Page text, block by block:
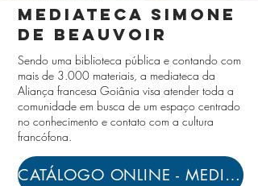
mediateca simone
de beauvoir
Sendo uma biblioteca pública e contando com
mais de 3.000 materiais, a mediateca da
Aliança francesa Goiânia visa atender toda a
comunidade em busca de um espaço centrado
no conhecimento e contato com a cultura
francófona.
CATÁLOGO ONLINE - MEDIATECA AF GOIÂNIA